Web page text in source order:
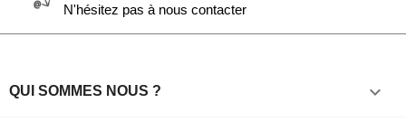
N'hésitez pas à nous contacter
QUI SOMMES NOUS ? 